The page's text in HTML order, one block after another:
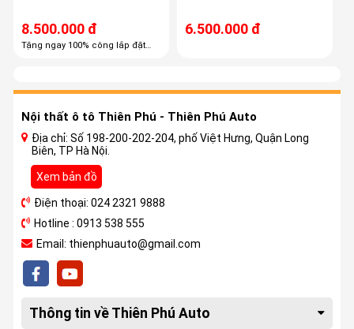
8.500.000 đ
Tặng ngay 100% công lắp đặt
6.500.000 đ
Nội thất ô tô Thiên Phú - Thiên Phú Auto
Địa chỉ: Số 198-200-202-204, phố Việt Hưng, Quận Long
Biên, TP Hà Nội.
Xem bản đồ
Điện thoại: 024 2321 9888
Hotline : 0913 538 555
Email: thienphuauto@gmail.com
Thông tin về Thiên Phú Auto